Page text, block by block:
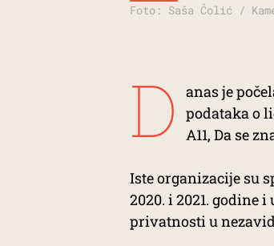
Foto: Saša Čolić /
D
anas je
podataka o
A11, Da se
Iste organizacije su
2020. i 2021. godine
privatnosti u